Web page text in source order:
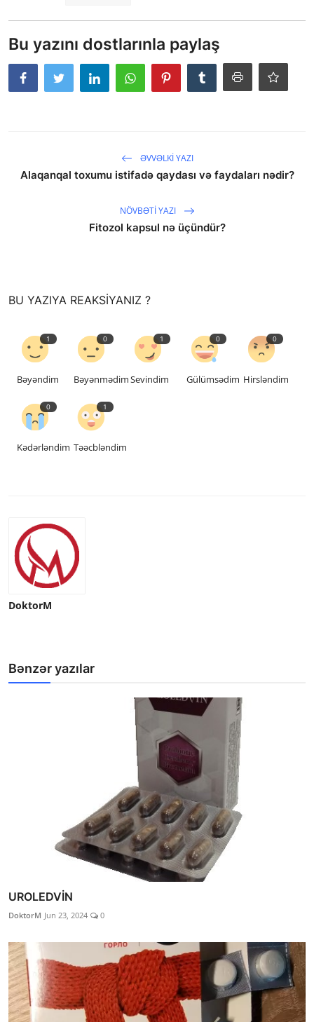
Bu yazını dostlarınla paylaş
ƏVVƏLKI YAZI
Alaqanqal toxumu istifadə qaydası və faydaları nədir?
NÖVBƏTI YAZI
Fitozol kapsul nə üçündür?
BU YAZIYA REAKSIYANIZ ?
1
Bəyəndim
0
Bəyənmədim
1
Sevindim
0
Gülümsədim
0
Hirsləndim
0
Kədərləndim
1
Təəcbləndim
DoktorM
Bənzər yazılar
UROLEDVİN
DoktorM Jun 23, 2024 0